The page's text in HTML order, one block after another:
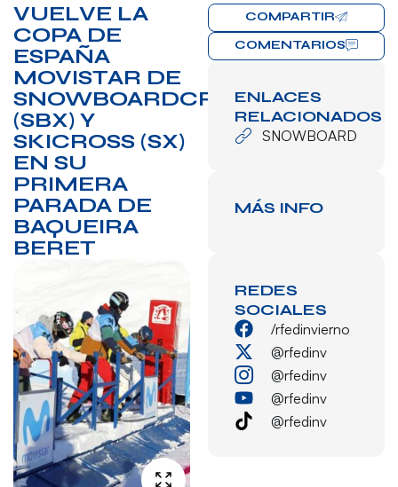
VUELVE LA
COPA DE
ESPAÑA
MOVISTAR DE
SNOWBOARDCROSS
(SBX) Y
SKICROSS (SX)
EN SU
PRIMERA
PARADA DE
BAQUEIRA
BERET
COMPARTIR
COMENTARIOS
ENLACES
RELACIONADOS
SNOWBOARD
MÁS INFO
REDES
SOCIALES
/rfedinvierno
@rfedinv
@rfedinv
@rfedinv
@rfedinv